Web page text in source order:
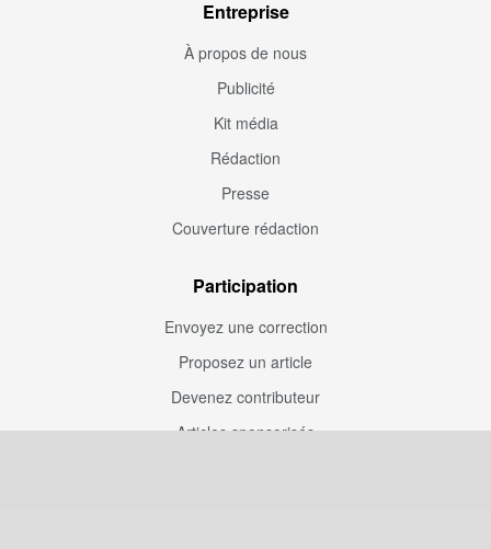
Entreprise
À propos de nous
Publicité
Kit média
Rédaction
Presse
Couverture rédaction
Participation
Envoyez une correction
Proposez un article
Devenez contributeur
Articles sponsorisés